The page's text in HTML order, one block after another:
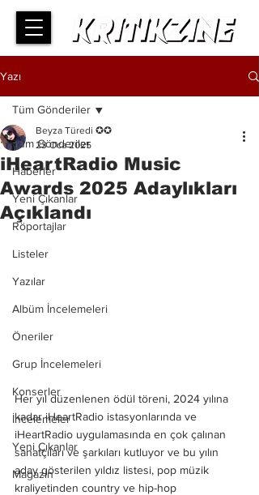
Yazı
Tüm Gönderiler
Haberler
Yeni Çıkanlar
Röportajlar
Listeler
Yazılar
Albüm İncelemeleri
Öneriler
Grup İncelemeleri
Konserler
İncelemeler
Yeni Çıkanlar
Magazin
Tüm Gönderiler
iHeartRadio Music
Awards 2025 Adaylıkları
Açıklandı
Beyza Türedi ✪✪
23 Oca 2025
Her yıl düzenlenen ödül töreni, 2024 yılına
kadar iHeartRadio istasyonlarında ve
iHeartRadio uygulamasında en çok çalınan
sanatçıları ve şarkıları kutluyor ve bu yılın
aday gösterilen yıldız listesi, pop müzik
kraliyetinden country ve hip-hop